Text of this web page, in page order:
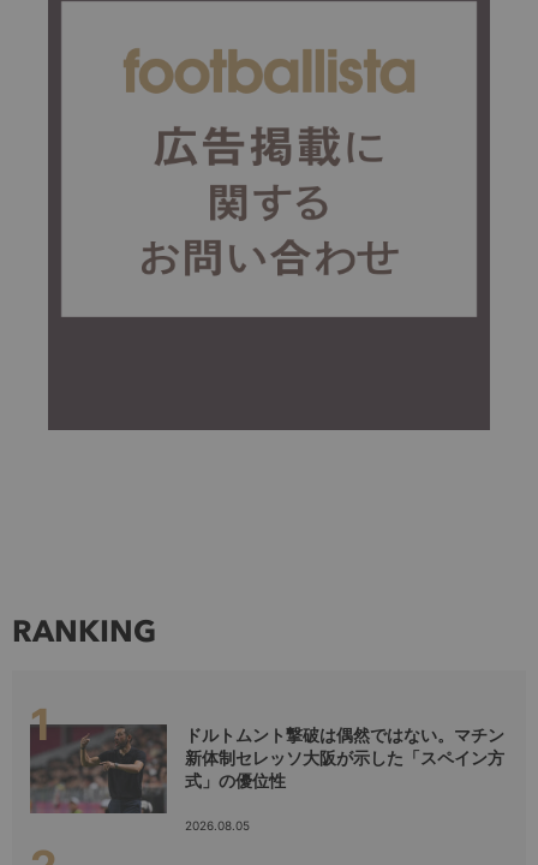
RANKING
ドルトムント撃破は偶然ではない。マチン
新体制セレッソ大阪が示した「スペイン方
式」の優位性
2026.08.05